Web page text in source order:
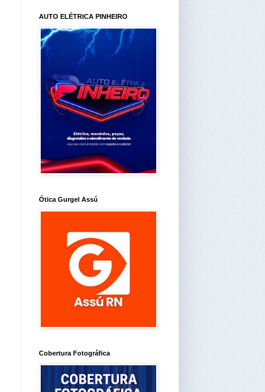
AUTO ELÉTRICA PINHEIRO
Ótica Gurgel Assú
Cobertura Fotográfica